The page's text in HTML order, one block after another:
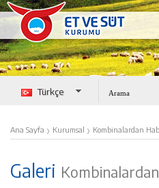
Türkçe
Ana Sayfa › Kurumsal › Kombinalardan
Galeri